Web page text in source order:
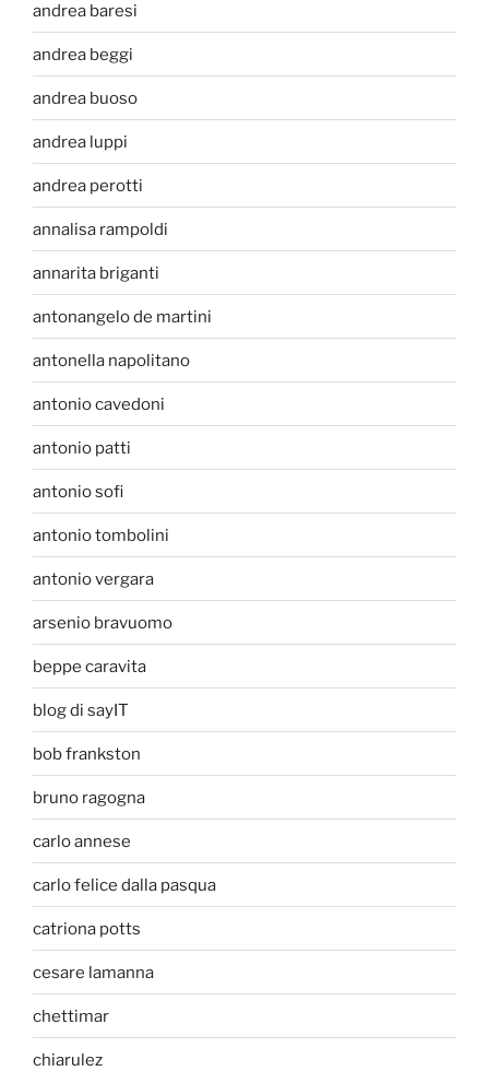
andrea baresi
andrea beggi
andrea buoso
andrea luppi
andrea perotti
annalisa rampoldi
annarita briganti
antonangelo de martini
antonella napolitano
antonio cavedoni
antonio patti
antonio sofi
antonio tombolini
antonio vergara
arsenio bravuomo
beppe caravita
blog di sayIT
bob frankston
bruno ragogna
carlo annese
carlo felice dalla pasqua
catriona potts
cesare lamanna
chettimar
chiarulez